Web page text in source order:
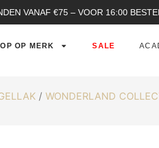
VANAF €75 – VOOR 16:00
OP MERK SALE
/ WONDERLAND